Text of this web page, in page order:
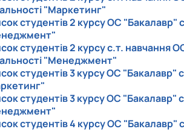
"Маркетинг"
студентів 2 курсу ОС "Бакалавр" с
студентів 2 курсу с.т. навчання
"Менеджмент"
студентів 3 курсу ОС "Бакалавр" с
студентів 3 курсу ОС "Бакалавр" с
студентів 4 курсу ОС "Бакалавр" с